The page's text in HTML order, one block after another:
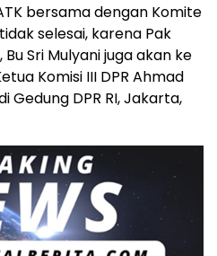
bersama dengan Komite
selesai, karena Pak
Sri Mulyani juga akan ke
Komisi III DPR Ahmad
Gedung DPR RI, Jakarta,